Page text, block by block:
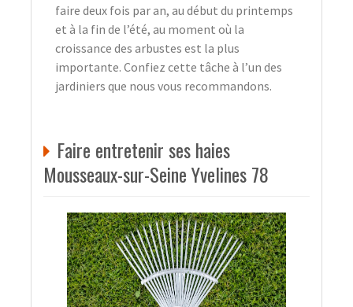
faire deux fois par an, au début du printemps
et à la fin de l’été, au moment où la
croissance des arbustes est la plus
importante. Confiez cette tâche à l’un des
jardiniers que nous vous recommandons.
Faire entretenir ses haies
Mousseaux-sur-Seine Yvelines 78